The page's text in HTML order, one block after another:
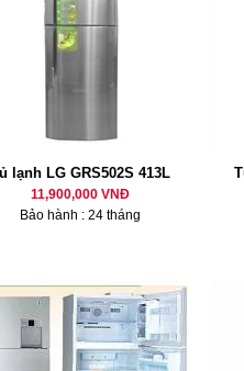
lạnh LG GRS502S 413L
11,900,000 VNĐ
Bảo hành : 24 tháng